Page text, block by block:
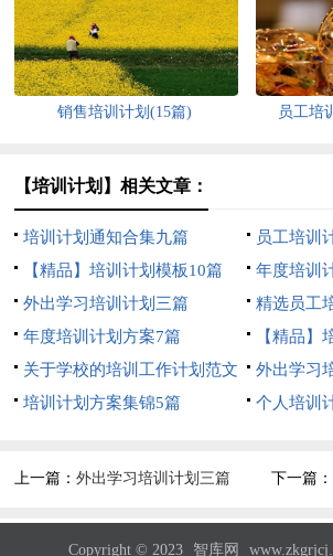
销售培训计划(15篇) 员工培
【培训计划】相关文章：
培训计划通知合集九篇
员工培训
【精品】培训计划模板10篇
年度培训
外出学习培训计划三篇
精选员工
年度培训计划方案7篇
【精品】
关于学校的培训工作计划范文
五篇
外出学习
培训计划方案集锦5篇
个人培训
上一篇：外出学习培训计划三篇 下一篇：
Copyright © 2023 智库网